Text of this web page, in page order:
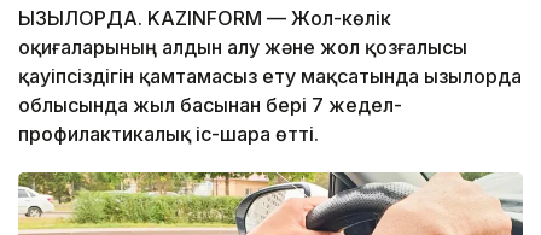
ҚЫЗЫЛОРДА. KAZINFORM — Жол-көлік
оқиғаларының алдын алу және жол қозғалысы
қауіпсіздігін қамтамасыз ету мақсатында Қызылорда
облысында жыл басынан бері 7 жедел-
профилактикалық іс-шара өтті.